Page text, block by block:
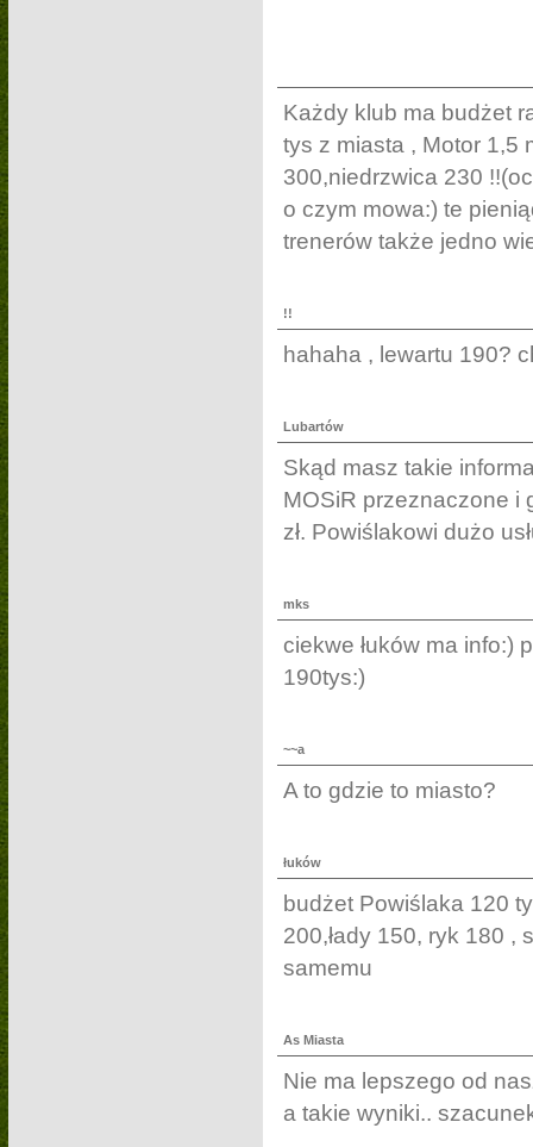
Każdy klub ma budżet
tys z miasta , Motor 1,5
300,niedrzwica 230
o czym mowa:) te
trenerów także jedno
!!
hahaha , lewartu 190?
Lubartów
Skąd masz takie
MOSiR przeznaczone i
zł. Powiślakowi dużo
mks
ciekwe łuków ma info:)
190tys:)
~~a
A to gdzie to miasto?
łuków
budżet Powiślaka 120
200,łady 150, ryk 180 ,
samemu
As Miasta
Nie ma lepszego od
a takie wyniki..